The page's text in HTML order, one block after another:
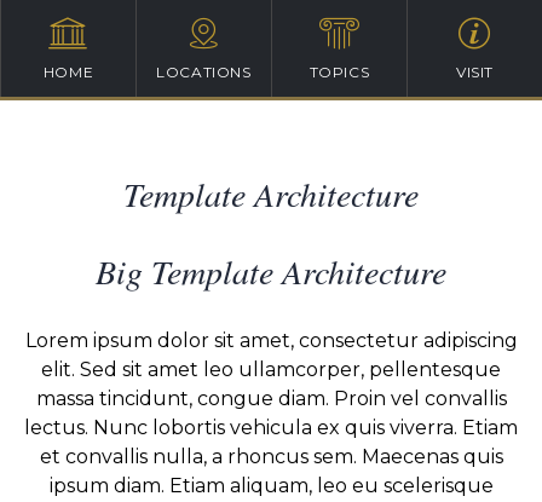
HOME LOCATIONS TOPICS VISIT
Template Architecture
Big Template Architecture
Lorem ipsum dolor sit amet, consectetur adipiscing
elit. Sed sit amet leo ullamcorper, pellentesque
massa tincidunt, congue diam. Proin vel convallis
lectus. Nunc lobortis vehicula ex quis viverra. Etiam
et convallis nulla, a rhoncus sem. Maecenas quis
ipsum diam. Etiam aliquam, leo eu scelerisque